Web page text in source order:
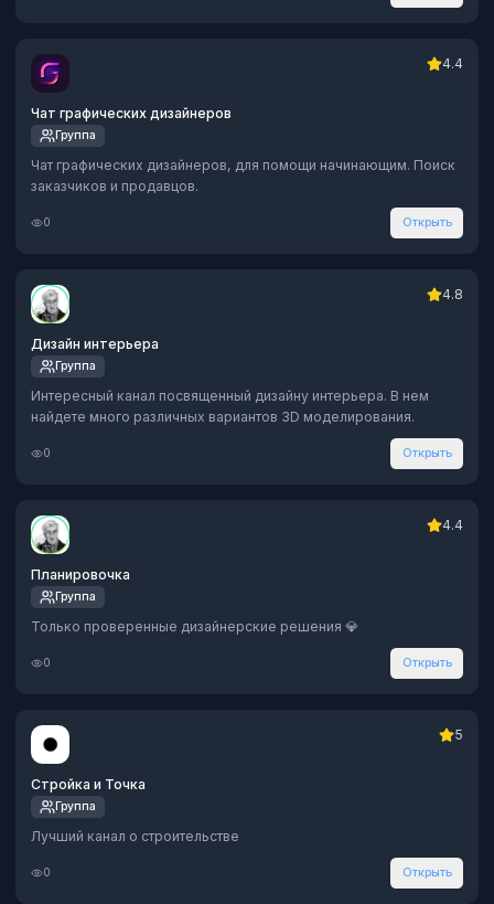
4.4
Чат графических дизайнеров
Группа
Чат графических дизайнеров, для помощи начинающим. Поиск
заказчиков и продавцов.
0 Открыть
4.8
Дизайн интерьера
Группа
Интересный канал посвященный дизайну интерьера. В нем
найдете много различных вариантов 3D моделирования.
0 Открыть
4.4
Планировочка
Группа
Только проверенные дизайнерские решения 💎
0 Открыть
5
Стройка и Точка
Группа
Лучший канал о строительстве
0 Открыть